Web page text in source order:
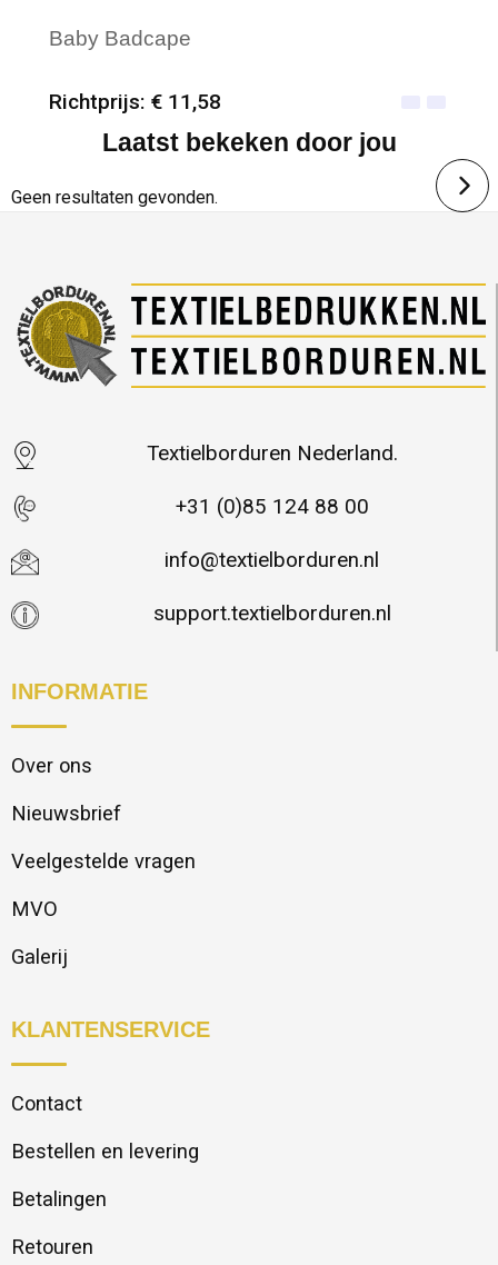
Baby Badcape
Richtprijs: € 11,58
Minimale afname: 25
Laatst bekeken door jou
Geen resultaten gevonden.
Textielborduren Nederland.
+31 (0)85 124 88 00
info@textielborduren.nl
support.textielborduren.nl
INFORMATIE
Over ons
Nieuwsbrief
Veelgestelde vragen
MVO
Galerij
KLANTENSERVICE
Contact
Bestellen en levering
Betalingen
Retouren